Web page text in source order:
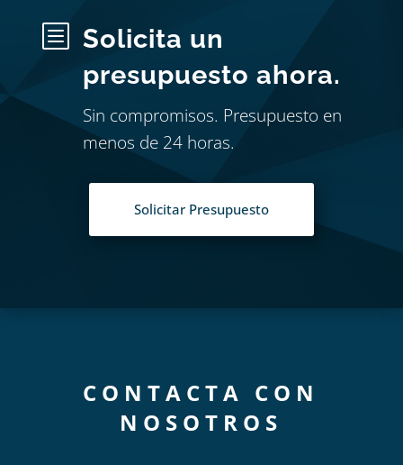
b
Solicita un
presupuesto ahora.
Sin compromisos. Presupuesto en
menos de 24 horas.
Solicitar Presupuesto
CONTACTA CON
NOSOTROS